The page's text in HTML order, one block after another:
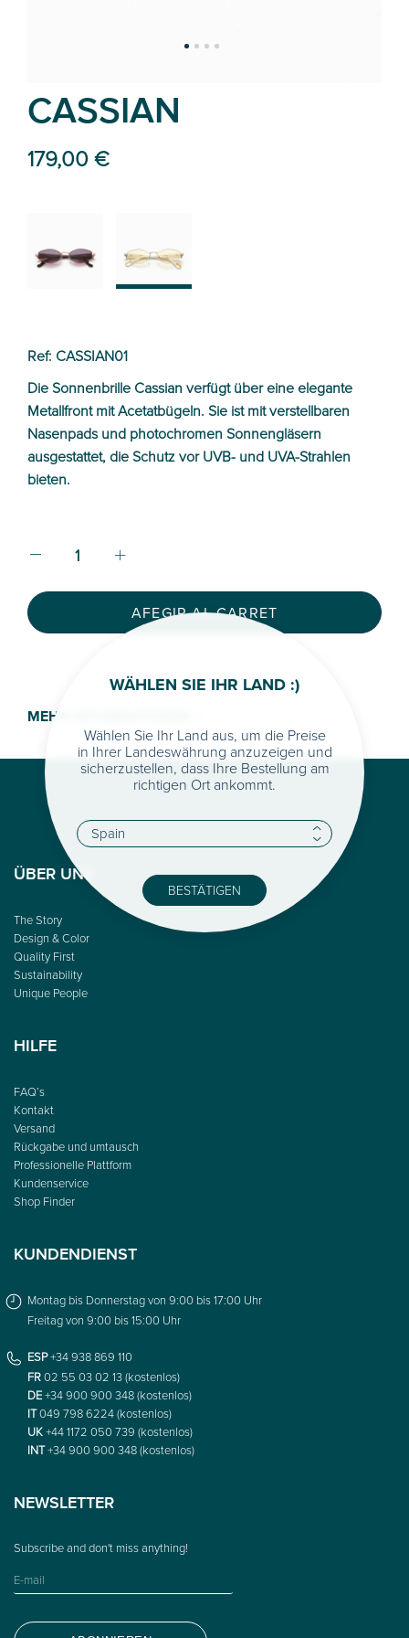
CASSIAN
179,00 €
Ref: CASSIAN01
Die Sonnenbrille Cassian verfügt über eine elegante
Metallfront mit Acetatbügeln. Sie ist mit verstellbaren
Nasenpads und photochromen Sonnengläsern
ausgestattet, die Schutz vor UVB- und UVA-Strahlen
bieten.
AFEGIR AL CARRET
MEHR INFORMATIONEN >
ÜBER UNS
The Story
Design & Color
Quality First
Sustainability
Unique People
HILFE
FAQ’s
Kontakt
Versand
Rückgabe und umtausch
Professionelle Plattform
Kundenservice
Shop Finder
KUNDENDIENST
Montag bis Donnerstag von 9:00 bis 17:00 Uhr
Freitag von 9:00 bis 15:00 Uhr
ESP+34 938 869 110
FR02 55 03 02 13 (kostenlos)
DE+34 900 900 348 (kostenlos)
IT049 798 6224 (kostenlos)
UK+44 1172 050 739 (kostenlos)
INT+34 900 900 348 (kostenlos)
NEWSLETTER
WÄHLEN SIE IHR LAND :)
Wählen Sie Ihr Land aus, um die Preise
in Ihrer Landeswährung anzuzeigen und
sicherzustellen, dass Ihre Bestellung am
richtigen Ort ankommt.
BESTÄTIGEN